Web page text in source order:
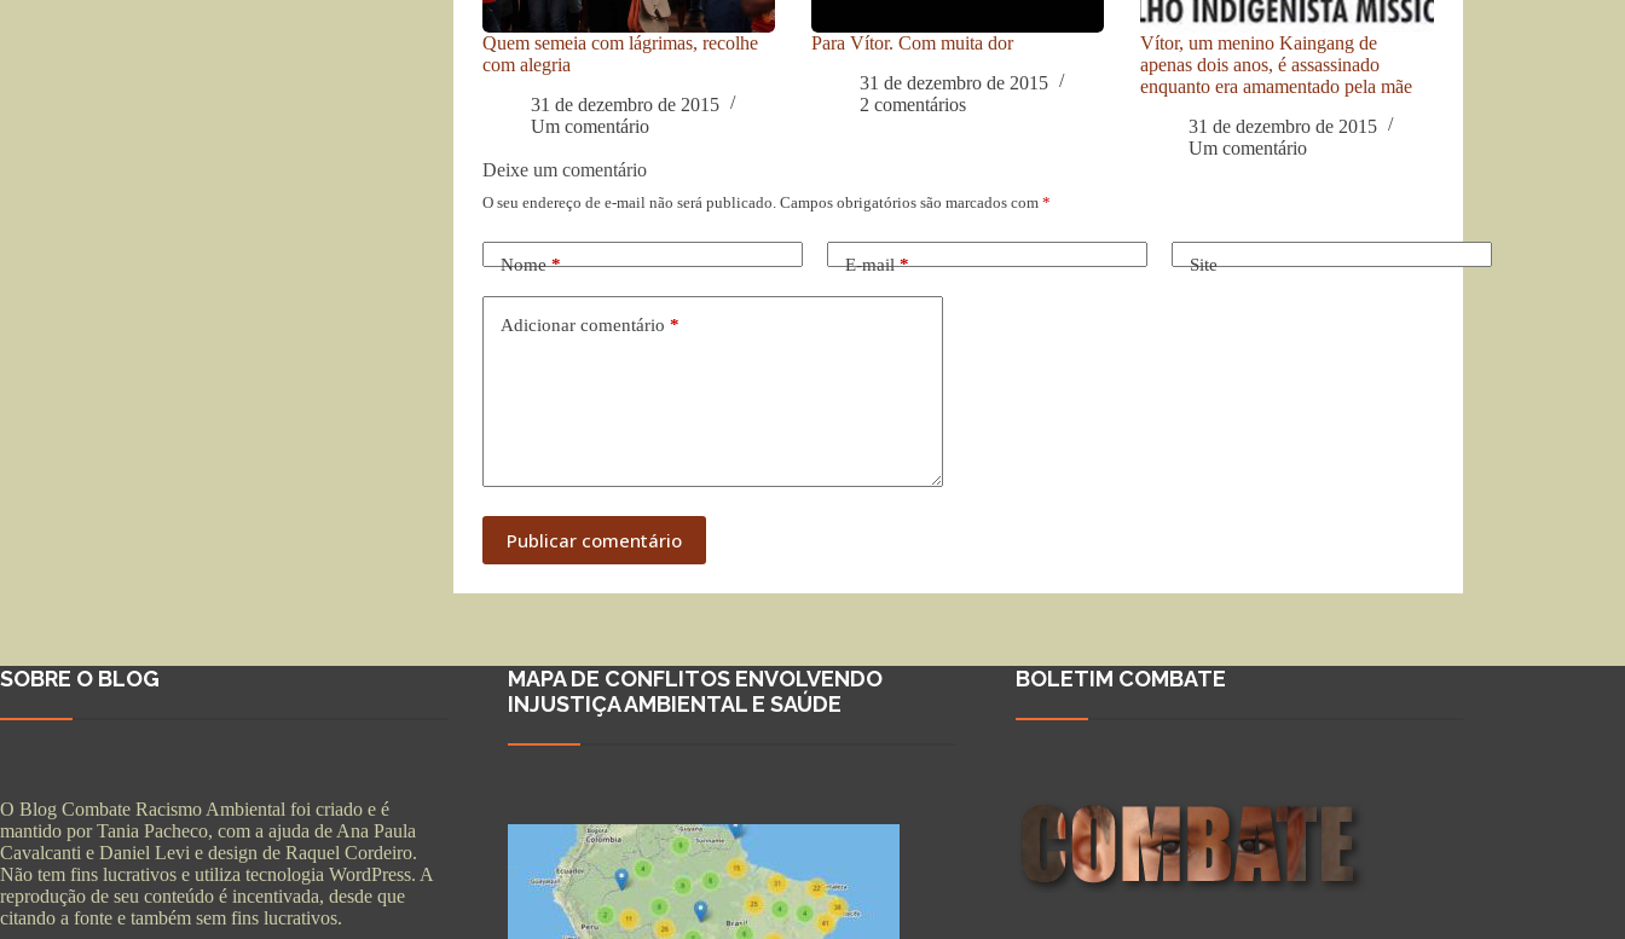
Quem semeia com lágrimas, recolhe
com alegria
31 de dezembro de 2015
Um comentário
Para Vítor. Com muita dor
31 de dezembro de 2015
2 comentários
Vítor, um menino Kaingang de
apenas dois anos, é assassinado
enquanto era amamentado pela mãe
31 de dezembro de 2015
Um comentário
Deixe um comentário
O seu endereço de e-mail não será publicado. Campos obrigatórios são marcados com *
Nome* E-mail* Site
Adicionar comentário *
Publicar comentário
SOBRE O BLOG
O Blog Combate Racismo Ambiental foi criado e é
mantido por Tania Pacheco, com a ajuda de Ana Paula
Cavalcanti e Daniel Levi e design de Raquel Cordeiro.
Não tem fins lucrativos e utiliza tecnologia WordPress. A
reprodução de seu conteúdo é incentivada, desde que
citando a fonte e também sem fins lucrativos.
MAPA DE CONFLITOS ENVOLVENDO
INJUSTIÇA AMBIENTAL E SAÚDE
BOLETIM COMBATE